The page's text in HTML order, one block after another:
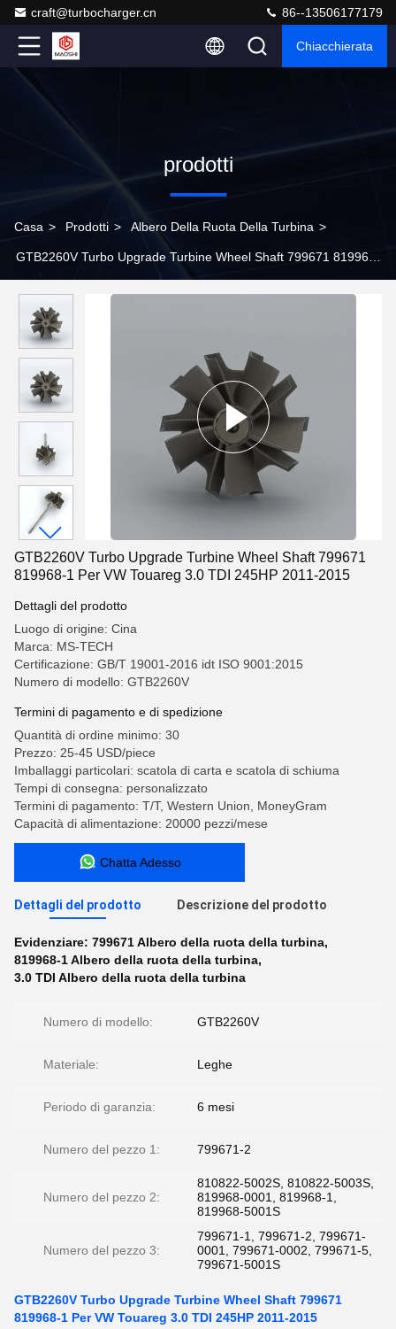
craft@turbocharger.cn 86--13506177179
Chiacchierata
prodotti
Casa > Prodotti > Albero Della Ruota Della Turbina >
GTB2260V Turbo Upgrade Turbine Wheel Shaft 799671 819968-
GTB2260V Turbo Upgrade Turbine Wheel Shaft 799671
819968-1 Per VW Touareg 3.0 TDI 245HP 2011-2015
Dettagli del prodotto
Luogo di origine: Cina
Marca: MS-TECH
Certificazione: GB/T 19001-2016 idt ISO 9001:2015
Numero di modello: GTB2260V
Termini di pagamento e di spedizione
Quantità di ordine minimo: 30
Prezzo: 25-45 USD/piece
Imballaggi particolari: scatola di carta e scatola di schiuma
Tempi di consegna: personalizzato
Termini di pagamento: T/T, Western Union, MoneyGram
Capacità di alimentazione: 20000 pezzi/mese
Chatta Adesso
Dettagli del prodotto Descrizione del prodotto
Evidenziare: 799671 Albero della ruota della turbina,
819968-1 Albero della ruota della turbina,
3.0 TDI Albero della ruota della turbina
Numero di modello: GTB2260V
Materiale: Leghe
Periodo di garanzia: 6 mesi
Numero del pezzo 1: 799671-2
Numero del pezzo 2:
810822-5002S, 810822-5003S,
819968-0001, 819968-1,
819968-5001S
Numero del pezzo 3:
799671-1, 799671-2, 799671-
0001, 799671-0002, 799671-5,
799671-5001S
GTB2260V Turbo Upgrade Turbine Wheel Shaft 799671
819968-1 Per VW Touareg 3.0 TDI 245HP 2011-2015